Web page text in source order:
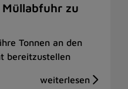
Müllabfuhr zu
Tonnen an den
bereitzustellen